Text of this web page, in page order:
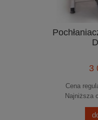
3
Cena
Najniższa